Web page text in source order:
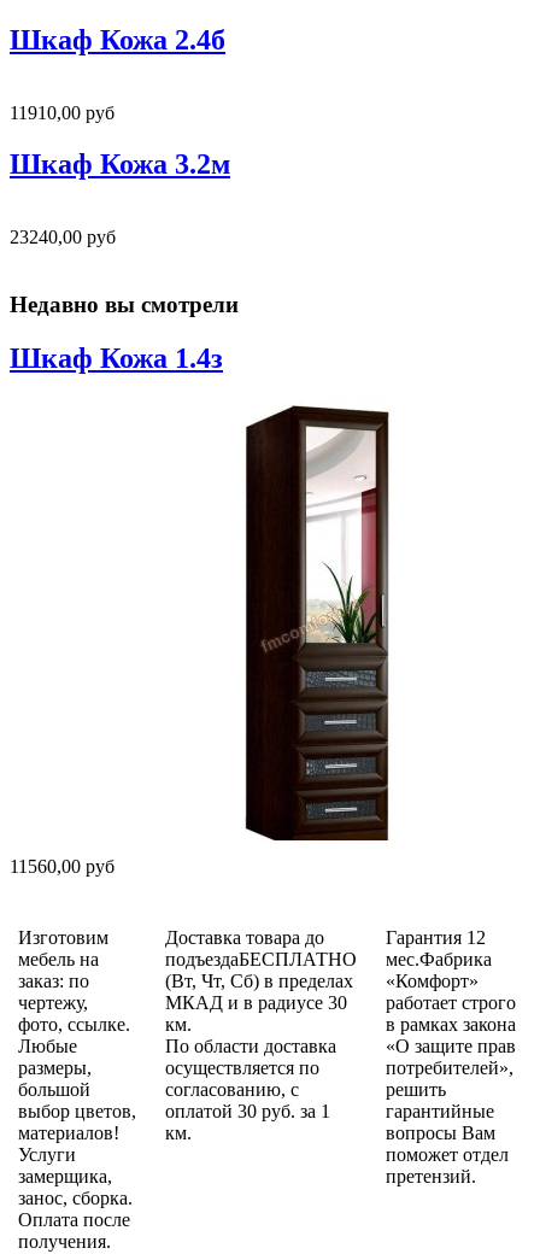
Шкаф Кожа 2.4б
11910,00 руб
Шкаф Кожа 3.2м
23240,00 руб
Недавно вы смотрели
Шкаф Кожа 1.4з
11560,00 руб
Изготовим
мебель на
заказ: по
чертежу,
фото, ссылке.
Любые
размеры,
большой
выбор цветов,
материалов!
Услуги
замерщика,
занос, сборка.
Оплата после
получения.
Доставка товара до
подъездаБЕСПЛАТНО
(Вт, Чт, Сб) в пределах
МКАД и в радиусе 30
км.
По области доставка
осуществляется по
согласованию, с
оплатой 30 руб. за 1
км.
Гарантия 12
мес.Фабрика
«Комфорт»
работает строго
в рамках закона
«О защите прав
потребителей»,
решить
гарантийные
вопросы Вам
поможет отдел
претензий.